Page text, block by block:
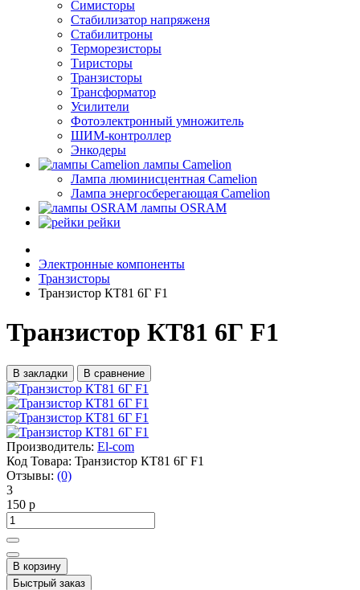
Симисторы
Стабилизатор напряженя
Стабилитроны
Терморезисторы
Тиристоры
Транзисторы
Трансформатор
Усилители
Фотоэлектронный умножитель
ШИМ-контроллер
Энкодеры
лампы Camelion
Лампа люминисцентная Сamelion
Лампа энергосберегающая Сamelion
лампы OSRAM
рейки
Электронные компоненты
Транзисторы
Транзистор КТ81 6Г F1
Транзистор КТ81 6Г F1
В закладки В сравнение
Производитель: El-com
Код Товара: Транзистор КТ81 6Г F1
Отзывы: (0)
3
150 р
В корзину
Быстрый заказ